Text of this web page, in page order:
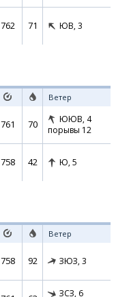
762 71 ЮВ, 3
Ветер
761 70 ЮЮВ, 4
порывы 12
758 42 Ю, 5
Ветер
758 92 ЗЮЗ, 3
ЗСЗ, 6